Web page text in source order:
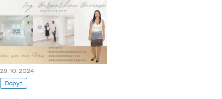
Dopyt
29. 10. 2024